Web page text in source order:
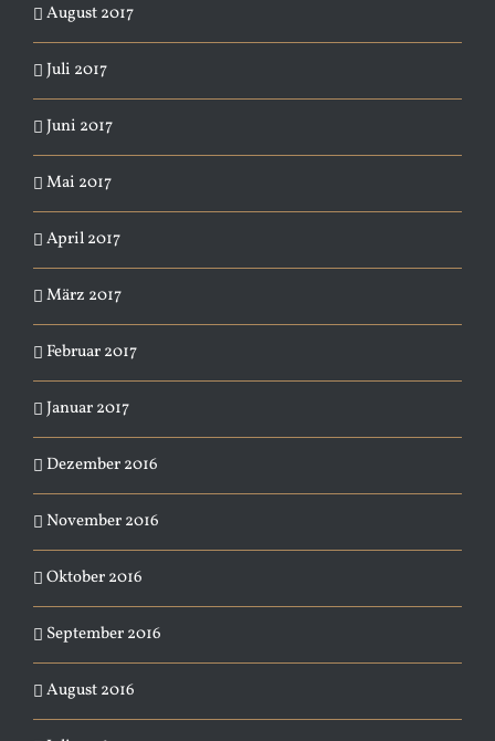
August 2017
Juli 2017
Juni 2017
Mai 2017
April 2017
März 2017
Februar 2017
Januar 2017
Dezember 2016
November 2016
Oktober 2016
September 2016
August 2016